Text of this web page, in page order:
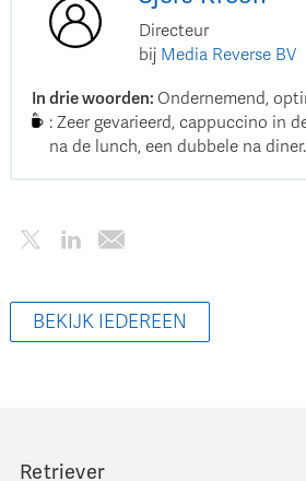
Directeur
bij Media Reverse BV
In drie woorden: Ondernemend,
: Zeer gevarieerd, cappuccino in
na de lunch, een dubbele na
BEKIJK IEDEREEN
Retriever